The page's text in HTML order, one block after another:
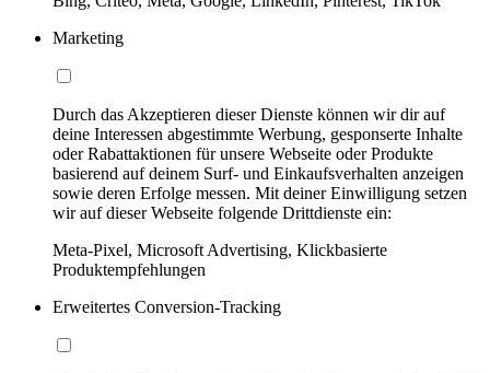
Marketing
Durch das Akzeptieren dieser Dienste können wir dir auf
deine Interessen abgestimmte Werbung, gesponserte Inhalte
oder Rabattaktionen für unsere Webseite oder Produkte
basierend auf deinem Surf- und Einkaufsverhalten anzeigen
sowie deren Erfolge messen. Mit deiner Einwilligung setzen
wir auf dieser Webseite folgende Drittdienste ein:
Meta-Pixel, Microsoft Advertising, Klickbasierte
Produktempfehlungen
Erweitertes Conversion-Tracking